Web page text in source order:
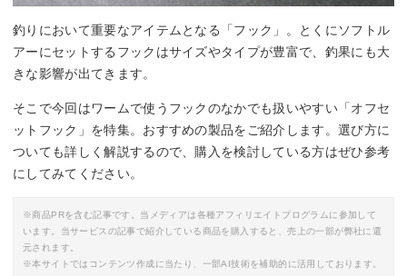
釣りにおいて重要なアイテムとなる「フック」。とくにソフトル
アーにセットするフックはサイズやタイプが豊富で、釣果にも大
きな影響が出てきます。
そこで今回はワームで使うフックのなかでも扱いやすい「オフセ
ットフック」を特集。おすすめの製品をご紹介します。選び方に
ついても詳しく解説するので、購入を検討している方はぜひ参考
にしてみてください。
※商品PRを含む記事です。当メディアは各種アフィリエイトプログラムに参加して
います。当サービスの記事で紹介している商品を購入すると、売上の一部が弊社に還
元されます。
※本サイトではコンテンツ作成に当たり、一部AI技術を補助的に活用しております。